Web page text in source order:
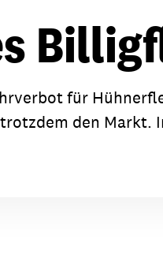
Brot für die Welt-
für
den Markt.